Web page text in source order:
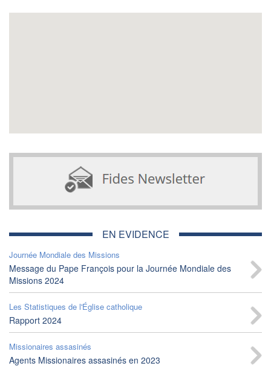
EN EVIDENCE
Journée Mondiale des Missions
Message du Pape François pour la Journée Mondiale des
Missions 2024
Les Statistiques de l'Église catholique
Rapport 2024
Missionaires assasinés
Agents Missionaires assasinés en 2023